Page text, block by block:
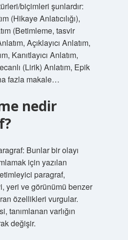
biçimleri şunlardır:
(Hikaye Anlatıcılığı),
(Betimleme, tasvir
Açıklayıcı Anlatım,
Kanıtlayıcı Anlatım,
(Lirik) Anlatım, Epik
fazla makale…
nedir
Bunlar bir olayı
için yazılan
paragraf,
yeri ve görünümü benzer
özellikleri vurgular.
tanımlanan varlığın
değişir.